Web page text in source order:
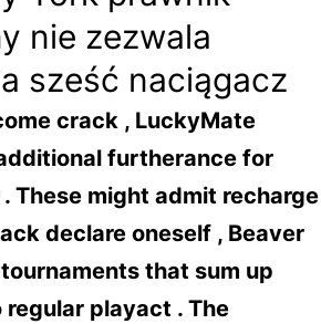
nie zezwala
sześć naciągacz
crack , LuckyMate
furtherance for
These might admit recharge
declare oneself , Beaver
that sum up
playact . The